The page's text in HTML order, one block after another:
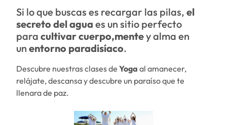
Si lo que buscas es recargar las pilas,el
secreto del agua es un sitio perfecto
paracultivar cuerpo,mentey alma en
unentorno paradisíaco.
Descubre nuestras clases deYoga al amanecer,
relájate, descansa y descubre un paraíso que te
llenara de paz.